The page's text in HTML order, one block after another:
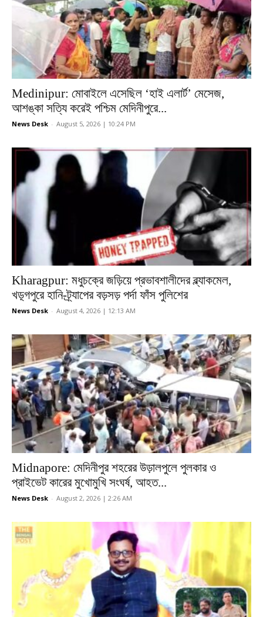
Medinipur: মোবাইলে এসেছিল ‘হাই এলার্ট’ মেসেজ,
আশঙ্কা সত্যি করেই পশ্চিম মেদিনীপুরে...
News Desk - August 5, 2026 | 10:24 PM
Kharagpur: মধুচক্রে জড়িয়ে প্রভাবশালীদের ব্ল্যাকমেল,
খড়্গপুরে হানি-ট্র্যাপের বড়সড় পর্দা ফাঁস পুলিশের
News Desk - August 4, 2026 | 12:13 AM
Midnapore: মেদিনীপুর শহরের উড়ালপুলে পুলকার ও
প্রাইভেট কারের মুখোমুখি সংঘর্ষ, আহত...
News Desk - August 2, 2026 | 2:26 AM